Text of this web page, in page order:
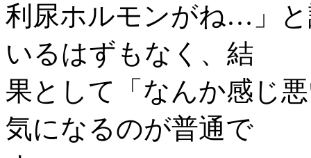
利尿ホルモンがね…」
いるはずもなく、結
果として「なんか感じ
気になるのが普通で